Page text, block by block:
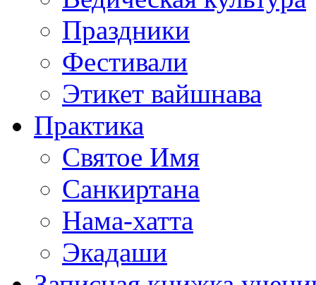
Праздники
Фестивали
Этикет вайшнава
Практика
Святое Имя
Санкиртана
Нама-хатта
Экадаши